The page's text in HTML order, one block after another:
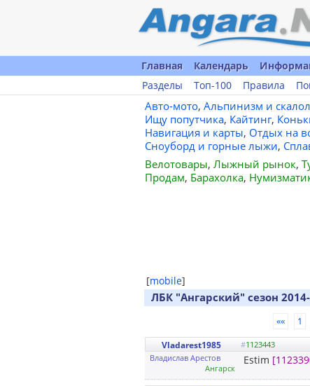
Главная Календарь
Разделы
Топ-100 Правила
Авто-мото, Альпинизм и
Ищу попутчика, Кайтинг,
Навигация и карты, Отдых на
Сноуборд и горные лыжи,
Велотовары, Лыжный рынок,
Продам, Барахолка,
[mobile]
ЛБК "Ангарский" сезон
«« 1
Vladarest1985 #1123443
Владислав Арестов
Ангарск
Estim